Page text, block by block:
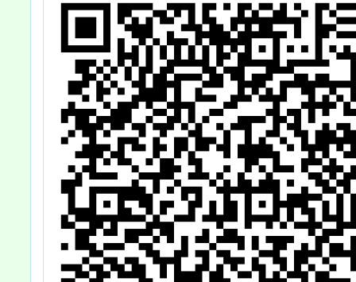
勵踴躍報名參
加，請查照。